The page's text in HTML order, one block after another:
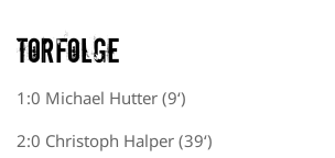
Torfolge
1:0 Michael Hutter (9‘)
2:0 Christoph Halper (39‘)